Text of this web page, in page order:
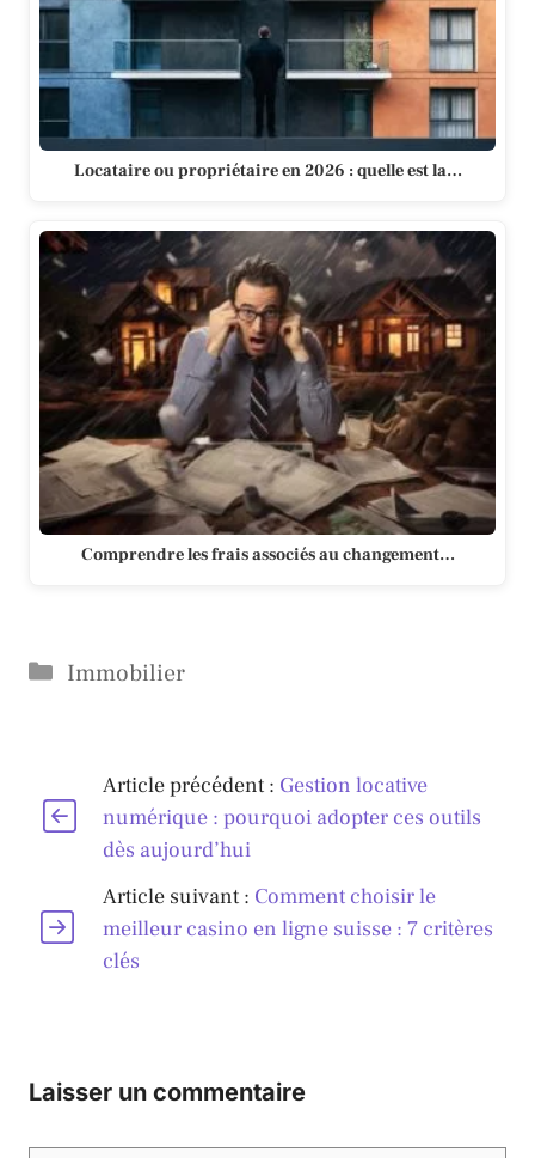
Locataire ou propriétaire en 2026 : quelle est la…
Comprendre les frais associés au changement…
Catégories
Immobilier
Article précédent : Gestion locative
numérique : pourquoi adopter ces outils
dès aujourd’hui
Article suivant : Comment choisir le
meilleur casino en ligne suisse : 7 critères
clés
Laisser un commentaire